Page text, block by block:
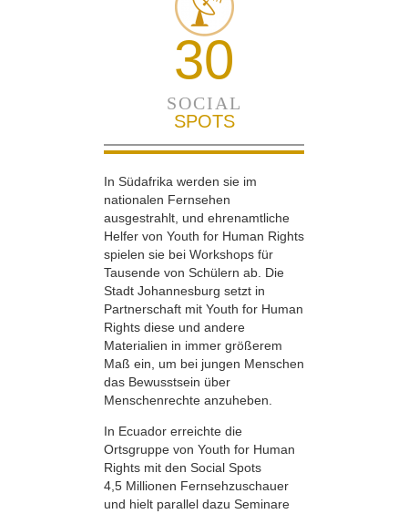
30
SOCIAL
SPOTS
In Südafrika werden sie im
nationalen Fernsehen
ausgestrahlt, und ehrenamtliche
Helfer von Youth for Human Rights
spielen sie bei Workshops für
Tausende von Schülern ab. Die
Stadt Johannesburg setzt in
Partnerschaft mit Youth for Human
Rights diese und andere
Materialien in immer größerem
Maß ein, um bei jungen Menschen
das Bewusstsein über
Menschenrechte anzuheben.
In Ecuador erreichte die
Ortsgruppe von Youth for Human
Rights mit den Social Spots
4,5 Millionen Fernsehzuschauer
und hielt parallel dazu Seminare